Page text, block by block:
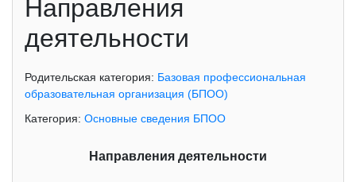
Направления
деятельности
Родительская категория: Базовая профессиональная
образовательная организация (БПОО)
Категория: Основные сведения БПОО
Направления деятельности